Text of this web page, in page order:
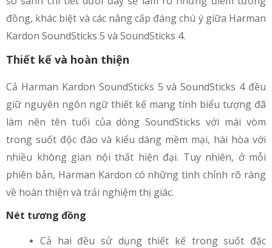
đồng, khác biệt và các nâng cấp đáng chú ý giữa Harman
Kardon SoundSticks 5 và SoundSticks 4.
Thiết kế và hoàn thiện
Cả Harman Kardon SoundSticks 5 và SoundSticks 4 đều
giữ nguyên ngôn ngữ thiết kế mang tính biểu tượng đã
làm nên tên tuổi của dòng SoundSticks với mái vòm
trong suốt độc đáo và kiểu dáng mềm mại, hài hòa với
nhiều không gian nội thất hiện đại. Tuy nhiên, ở mỗi
phiên bản, Harman Kardon có những tinh chỉnh rõ ràng
về hoàn thiện và trải nghiệm thị giác.
Nét tương đồng
Cả hai đều sử dụng thiết kế trong suốt đặc